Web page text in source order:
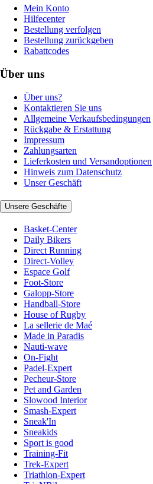
Mein Konto
Hilfecenter
Bestellung verfolgen
Bestellung zurückgeben
Rabattcodes
Über uns
Über uns?
Kontaktieren Sie uns
Allgemeine Verkaufsbedingungen
Rückgabe & Erstattung
Impressum
Zahlungsarten
Lieferkosten und Versandoptionen
Hinweis zum Datenschutz
Unser Geschäft
Unsere Geschäfte
Basket-Center
Daily Bikers
Direct Running
Direct-Volley
Espace Golf
Foot-Store
Galopp-Store
Handball-Store
House of Rugby
La sellerie de Maé
Made in Paradis
Nauti-wave
On-Fight
Padel-Expert
Pecheur-Store
Pet and Garden
Slowood Interior
Smash-Expert
Sneak'In
Sneakids
Sport is good
Training-Fit
Trek-Expert
Triathlon-Expert